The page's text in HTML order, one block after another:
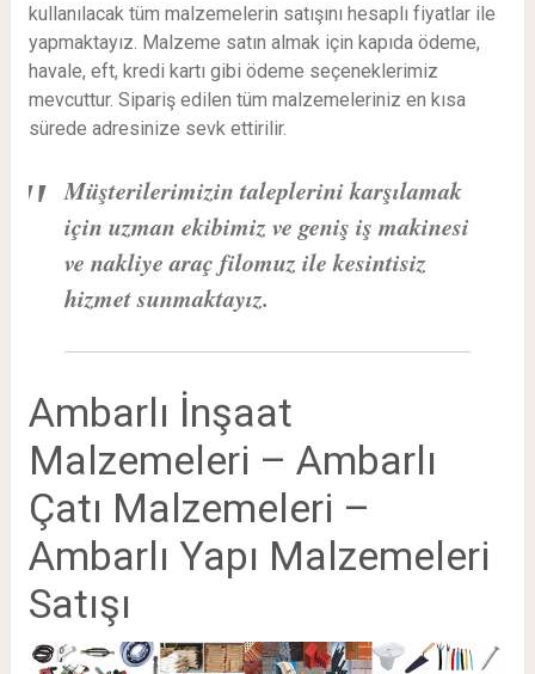
kullanılacak tüm malzemelerin satışını hesaplı fiyatlar ile
yapmaktayız. Malzeme satın almak için kapıda ödeme,
havale, eft, kredi kartı gibi ödeme seçeneklerimiz
mevcuttur. Sipariş edilen tüm malzemeleriniz en kısa
sürede adresinize sevk ettirilir.
Müşterilerimizin taleplerini karşılamak
için uzman ekibimiz ve geniş iş makinesi
ve nakliye araç filomuz ile kesintisiz
hizmet sunmaktayız.
Ambarlı İnşaat
Malzemeleri – Ambarlı
Çatı Malzemeleri –
Ambarlı Yapı Malzemeleri
Satışı